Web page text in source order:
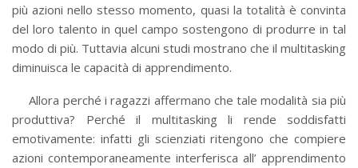
più azioni nello stesso momento, quasi la totalità è convinta
del loro talento in quel campo sostengono di produrre in tal
modo di più. Tuttavia alcuni studi mostrano che il multitasking
diminuisca le capacità di apprendimento.
Allora perché i ragazzi affermano che tale modalità sia più
produttiva? Perché il multitasking li rende soddisfatti
emotivamente: infatti gli scienziati ritengono che compiere
azioni contemporaneamente interferisca all’ apprendimento